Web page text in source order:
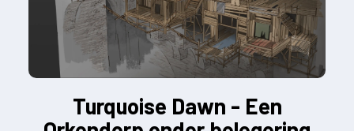
Turquoise Dawn - Een